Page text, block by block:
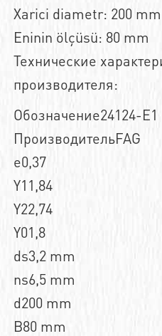
Xarici diametr: 200 mm
Eninin ölçüsü: 80 mm
Технические
производителя:
Обозначение24124-E1
ПроизводительFAG
e0,37
Y11,84
Y22,74
Y01,8
ds3,2 mm
ns6,5 mm
d200 mm
B80 mm